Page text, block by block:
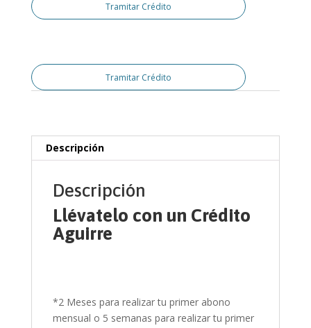
Tramitar Crédito
Tramitar Crédito
Descripción
Descripción
Llévatelo con un Crédito
Aguirre
*2 Meses para realizar tu primer abono
mensual o 5 semanas para realizar tu primer